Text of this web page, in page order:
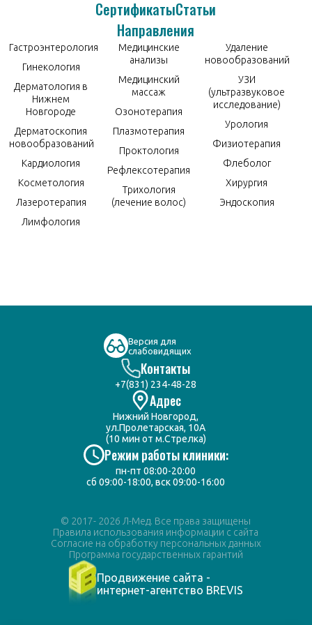
СертификатыСтатьи
Направления
Гастроэнтерология
Гинекология
Дерматология в
Нижнем
Новгороде
Дерматоскопия
новообразований
Кардиология
Косметология
Лазеротерапия
Лимфология
Медицинские
анализы
Медицинский
массаж
Озонотерапия
Плазмотерапия
Проктология
Рефлексотерапия
Трихология
(лечение волос)
Удаление
новообразований
УЗИ
(ультразвуковое
исследование)
Урология
Физиотерапия
Флеболог
Хирургия
Эндоскопия
Контакты
+7(831) 234-48-28
Адрес
Нижний Новгород,
ул.Пролетарская, 10А
(10 мин от м.Стрелка)
Режим работы клиники:
пн-пт 08:00-20:00
сб 09:00-18:00, вск 09:00-16:00
Версия для
слабовидящих
© 2017- 2026 Л-Мед. Все права защищены
Правила использования информации с сайта
Согласие на обработку персональных данных
Программа государственных гарантий
Продвижение сайта -
интернет-агентство BREVIS